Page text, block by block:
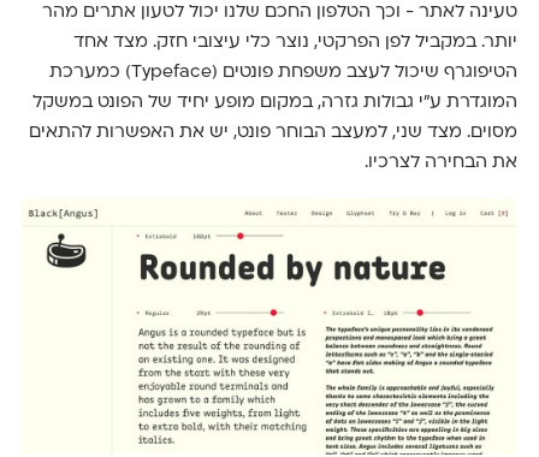
טעינה לאתר - וכך הטלפון החכם שלנו יכול לטעון אתרים מהר
יותר. במקביל לפן הפרקטי, נוצר כלי עיצובי חזק. מצד אחד
הטיפוגרף שיכול לעצב משפחת פונטים (Typeface) כמערכת
המוגדרת ע״י גבולות גזרה, במקום מופע יחיד של הפונט במשקל
מסוים. מצד שני, למעצב הבוחר פונט, יש את האפשרות להתאים
את הבחירה לצרכיו.